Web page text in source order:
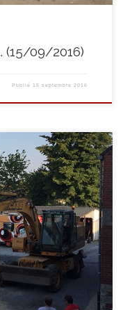
(15/09/2016)
Publié 15 septembre 2016
la future terrasse de
après plus de 25
fait son poids et n’a pas